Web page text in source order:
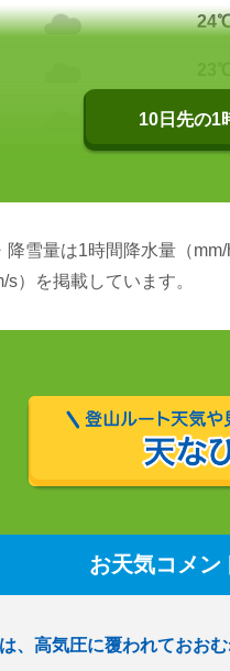
10日先の1
雪量は1時間降水量（
s）を掲載しています。
お天気コメン
、高気圧に覆われておお